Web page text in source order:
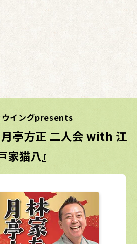
ウイングpresents
月亭方正 二人会 with 江
家猫八』